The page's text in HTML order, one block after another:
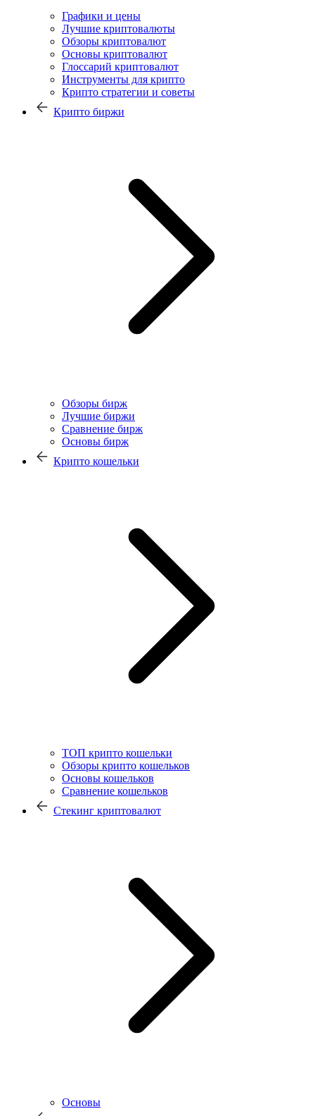
Графики и цены
Лучшие криптовалюты
Обзоры криптовалют
Основы криптовалют
Глоссарий криптовалют
Инструменты для крипто
Крипто стратегии и советы
Крипто биржи
Обзоры бирж
Лучшие биржи
Сравнение бирж
Основы бирж
Крипто кошельки
ТОП крипто кошельки
Обзоры крипто кошельков
Основы кошельков
Сравнение кошельков
Стекинг криптовалют
Основы